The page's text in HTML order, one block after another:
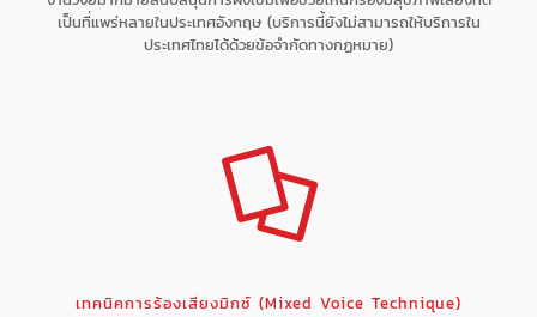
เป็นที่แพร่หลายในประเทศอังกฤษ (บริการนี้ยังไม่สามารถให้บริการใน
ประเทศไทยได้ด้วยข้อจำกัดทางกฏหมาย)
เทคนิคการร้องเสียงมิกซ์ (Mixed Voice Technique)